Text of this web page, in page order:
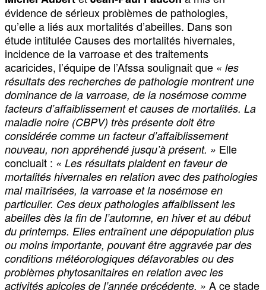
évidence de sérieux problèmes de pathologies,
qu’elle a liés aux mortalités d’abeilles. Dans son
étude intitulée Causes des mortalités hivernales,
incidence de la varroase et des traitements
acaricides, l’équipe de l’Afssa soulignait que « les
résultats des recherches de pathologie montrent une
dominance de la varroase, de la nosémose comme
facteurs d’affaiblissement et causes de mortalités. La
maladie noire (CBPV) très présente doit être
considérée comme un facteur d’affaiblissement
nouveau, non appréhendé jusqu’à présent. » Elle
concluait : « Les résultats plaident en faveur de
mortalités hivernales en relation avec des pathologies
mal maîtrisées, la varroase et la nosémose en
particulier. Ces deux pathologies affaiblissent les
abeilles dès la fin de l’automne, en hiver et au début
du printemps. Elles entraînent une dépopulation plus
ou moins importante, pouvant être aggravée par des
conditions météorologiques défavorables ou des
problèmes phytosanitaires en relation avec les
activités apicoles de l’année précédente. » A ce stade